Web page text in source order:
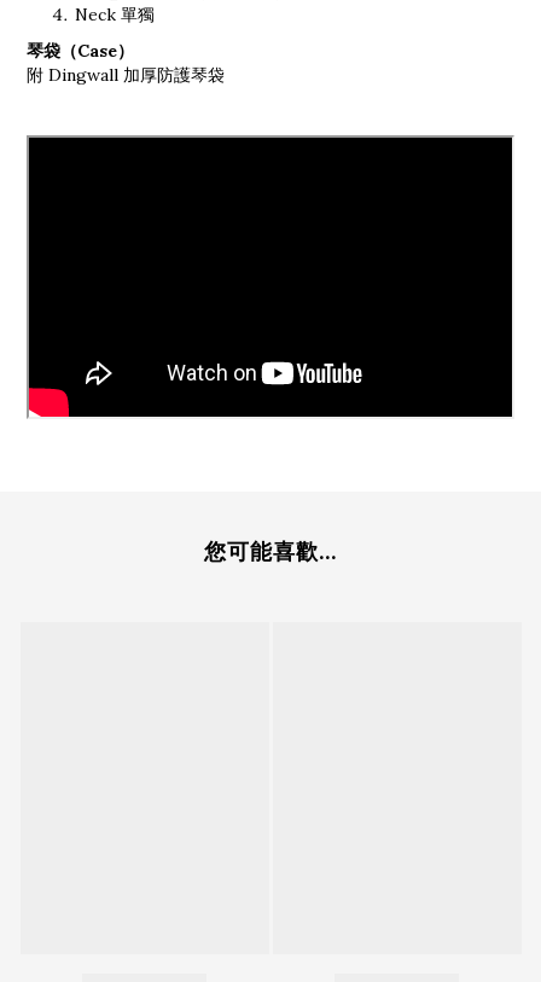
Neck 單獨
琴袋（Case）
附 Dingwall 加厚防護琴袋
您可能喜歡...